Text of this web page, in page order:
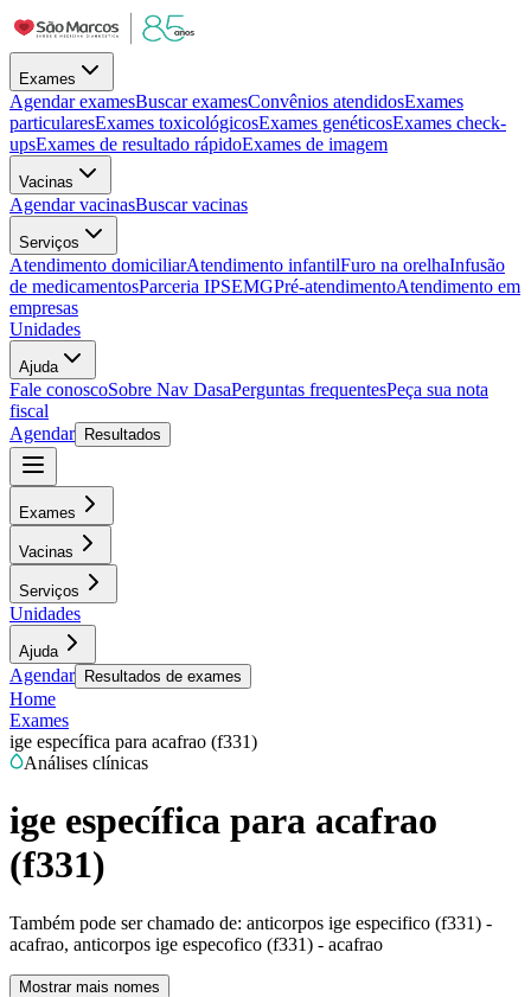
Exames
Agendar examesBuscar examesConvênios atendidosExames
particularesExames toxicológicosExames genéticosExames check-
upsExames de resultado rápidoExames de imagem
Vacinas
Agendar vacinasBuscar vacinas
Serviços
Atendimento domiciliarAtendimento infantilFuro na orelhaInfusão
de medicamentosParceria IPSEMGPré-atendimentoAtendimento em
empresas
Unidades
Ajuda
Fale conoscoSobre Nav DasaPerguntas frequentesPeça sua nota
fiscal
Agendar
Resultados
Exames
Vacinas
Serviços
Unidades
Ajuda
Agendar Resultados de exames
Home
Exames
ige específica para acafrao (f331)
Análises clínicas
ige específica para acafrao
(f331)
Também pode ser chamado de: anticorpos ige especifico (f331) -
acafrao, anticorpos ige especofico (f331) - acafrao
Mostrar mais nomes